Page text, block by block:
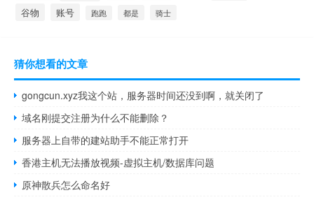
谷物 账号 跑跑 都是 骑士
猜你想看的文章
gongcun.xyz我这个站，服务器时间还没到啊，就关闭了
域名刚提交注册为什么不能删除？
服务器上自带的建站助手不能正常打开
香港主机无法播放视频-虚拟主机/数据库问题
原神散兵怎么命名好